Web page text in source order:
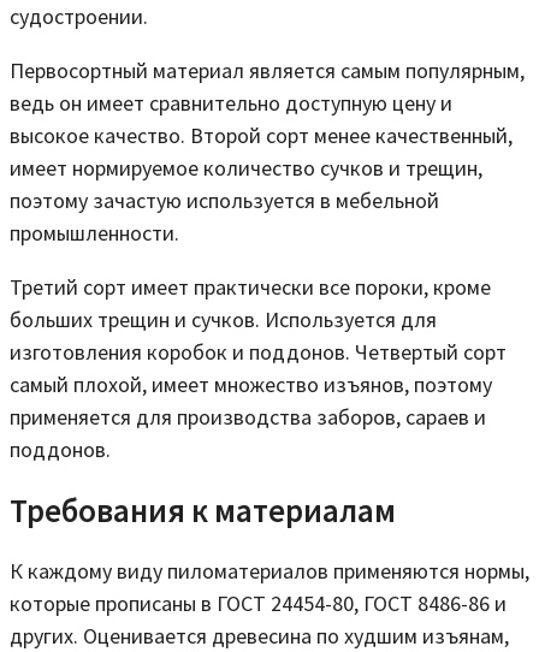
судостроении.
Первосортный материал является самым популярным,
ведь он имеет сравнительно доступную цену и
высокое качество. Второй сорт менее качественный,
имеет нормируемое количество сучков и трещин,
поэтому зачастую используется в мебельной
промышленности.
Третий сорт имеет практически все пороки, кроме
больших трещин и сучков. Используется для
изготовления коробок и поддонов. Четвертый сорт
самый плохой, имеет множество изъянов, поэтому
применяется для производства заборов, сараев и
поддонов.
Требования к материалам
К каждому виду пиломатериалов применяются нормы,
которые прописаны в ГОСТ 24454-80, ГОСТ 8486-86 и
других. Оценивается древесина по худшим изъянам,